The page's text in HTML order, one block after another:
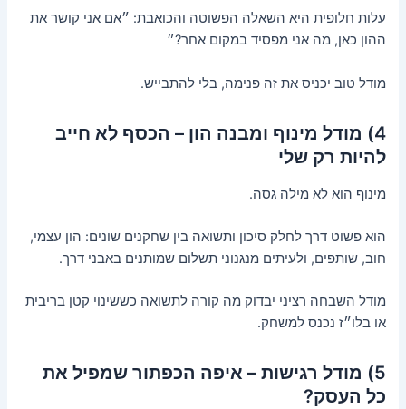
עלות חלופית היא השאלה הפשוטה והכואבת: ״אם אני קושר את
ההון כאן, מה אני מפסיד במקום אחר?״
מודל טוב יכניס את זה פנימה, בלי להתבייש.
4) מודל מינוף ומבנה הון – הכסף לא חייב
להיות רק שלי
מינוף הוא לא מילה גסה.
הוא פשוט דרך לחלק סיכון ותשואה בין שחקנים שונים: הון עצמי,
חוב, שותפים, ולעיתים מנגנוני תשלום שמותנים באבני דרך.
מודל השבחה רציני יבדוק מה קורה לתשואה כששינוי קטן בריבית
או בלו״ז נכנס למשחק.
5) מודל רגישות – איפה הכפתור שמפיל את
כל העסק?